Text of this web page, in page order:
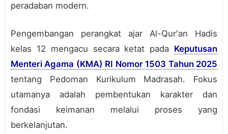
peradaban modern.
Pengembangan perangkat ajar Al-Qur'an Hadis
kelas 12 mengacu secara ketat pada Keputusan
Menteri Agama (KMA) RI Nomor 1503 Tahun 2025
tentang Pedoman Kurikulum Madrasah. Fokus
utamanya adalah pembentukan karakter dan
fondasi keimanan melalui proses yang
berkelanjutan.